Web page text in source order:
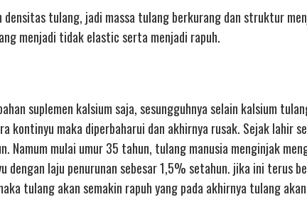
tulang, jadi massa tulang berkurang dan struktur
menjadi tidak elastic serta menjadi rapuh.
suplemen kalsium saja, sesungguhnya selain kalsium
kontinyu maka diperbaharui dan akhirnya rusak. Sejak lahir
Namum mulai umur 35 tahun, tulang manusia menginjak
dengan laju penurunan sebesar 1,5% setahun. jika ini terus
tulang akan semakin rapuh yang pada akhirnya tulang akan